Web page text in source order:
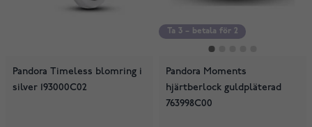
Pandora Timeless blomring i
silver 193000C02
Ta 3 – betala för 2
Pandora Moments
hjärtberlock guldpläterad
763998C00